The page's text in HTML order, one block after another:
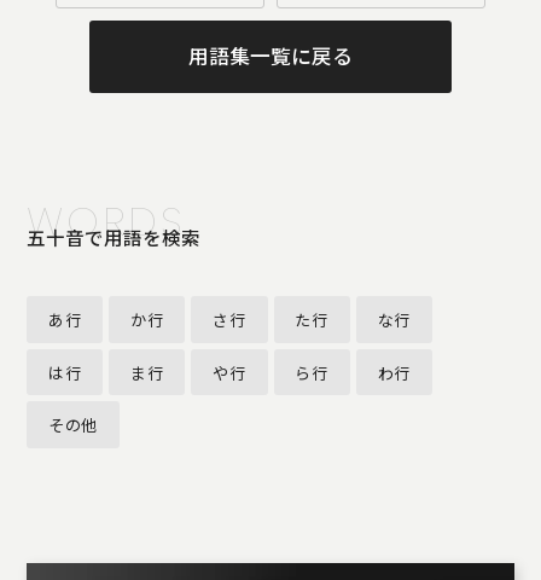
用語集一覧に戻る
WORDS
五十音で用語を検索
あ行 か行 さ行 た行 な行
は行 ま行 や行 ら行 わ行
その他